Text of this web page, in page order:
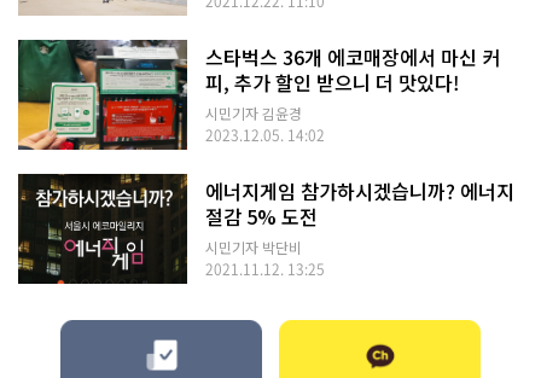
스타벅스 36개 에코매장에서 마신 커
피, 추가 할인 받으니 더 맛있다!
시민기자 김윤경
2023.12.05. 14:02
에너지게임 참가하시겠습니까? 에너지
절감 5% 도전
시민기자 박단비
2021.11.12. 13:25